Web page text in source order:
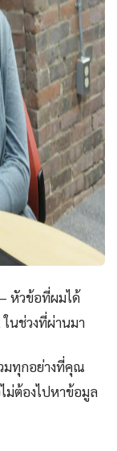
หัวข้อที่ผมได้
นช่วงที่ผ่านมา
มทุกอย่างที่คุณ
ม่ต้องไปหาข้อมูล